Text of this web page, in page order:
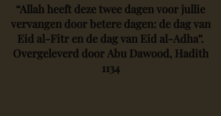
“Allah heeft dezetwee dagenvoor jullie
vervangen doorbetere dagen: de dagvan
Eid al-Fitr en de dagvan Eid al-Adha”.
Overgeleverd doorAbu Dawood, Hadith
1134